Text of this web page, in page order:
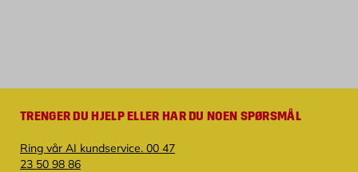
TRENGER DU HJELP ELLER HAR DU NOEN SPØRSMÅL
Ring vår AI kundservice. 00 47
23 50 98 86